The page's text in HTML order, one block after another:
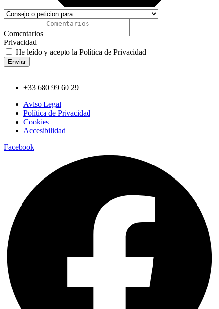
Comentarios
Privacidad
He leído y acepto la Política de Privacidad
Enviar
+33 680 99 60 29
Aviso Legal
Política de Privacidad
Cookies
Accesibilidad
Facebook